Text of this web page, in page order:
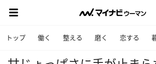
トップ 働く 整える 磨く 恋する